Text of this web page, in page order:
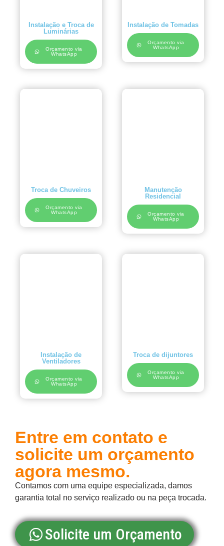
Instalação e Troca de
Luminárias
Orçamento via
WhatsApp
Instalação de Tomadas
Orçamento via
WhatsApp
Troca de Chuveiros
Orçamento via
WhatsApp
Manutenção
Residencial
Orçamento via
WhatsApp
Instalação de
Ventiladores
Orçamento via
WhatsApp
Troca de dijuntores
Orçamento via
WhatsApp
Entre em contato e
solicite um orçamento
agora mesmo.
Contamos com uma equipe especializada, damos
garantia total no serviço realizado ou na peça trocada.
Solicite um Orçamento